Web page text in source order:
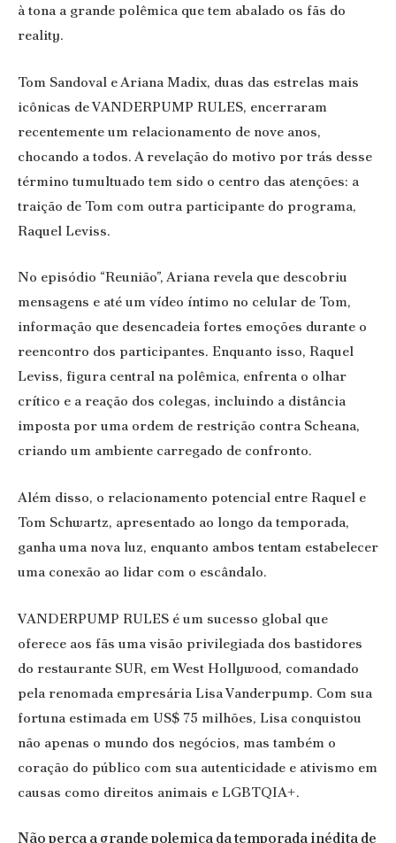
à tona a grande polêmica que tem abalado os fãs do
reality.
Tom Sandoval e Ariana Madix, duas das estrelas mais
icônicas de VANDERPUMP RULES, encerraram
recentemente um relacionamento de nove anos,
chocando a todos. A revelação do motivo por trás desse
término tumultuado tem sido o centro das atenções: a
traição de Tom com outra participante do programa,
Raquel Leviss.
No episódio “Reunião”, Ariana revela que descobriu
mensagens e até um vídeo íntimo no celular de Tom,
informação que desencadeia fortes emoções durante o
reencontro dos participantes. Enquanto isso, Raquel
Leviss, figura central na polêmica, enfrenta o olhar
crítico e a reação dos colegas, incluindo a distância
imposta por uma ordem de restrição contra Scheana,
criando um ambiente carregado de confronto.
Além disso, o relacionamento potencial entre Raquel e
Tom Schwartz, apresentado ao longo da temporada,
ganha uma nova luz, enquanto ambos tentam estabelecer
uma conexão ao lidar com o escândalo.
VANDERPUMP RULES é um sucesso global que
oferece aos fãs uma visão privilegiada dos bastidores
do restaurante SUR, em West Hollywood, comandado
pela renomada empresária Lisa Vanderpump. Com sua
fortuna estimada em US$ 75 milhões, Lisa conquistou
não apenas o mundo dos negócios, mas também o
coração do público com sua autenticidade e ativismo em
causas como direitos animais e LGBTQIA+.
Não perca a grande polemica da temporada inédita de